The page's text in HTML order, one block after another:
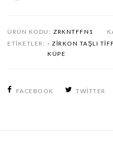
ÜRÜN KODU: ZRKNTFFN1
ETIKETLER: - ZIRKON TAŞLI
KÜPE
FACEBOOK TWITTER